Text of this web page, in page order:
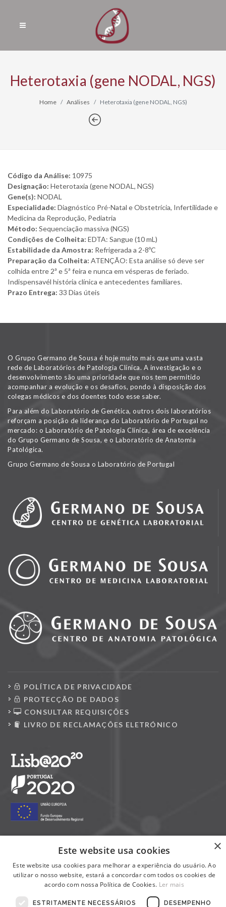
Heterotaxia (gene NODAL, NGS)
Home Análises Heterotaxia (gene NODAL, NGS)
Código da Análise: 10975
Designação: Heterotaxia (gene NODAL, NGS)
Gene(s): NODAL
Especialidade: Diagnóstico Pré-Natal e Obstetrícia, Infertilidade e
Medicina da Reprodução, Pediatria
Método: Sequenciação massiva (NGS)
Condições de Colheita: EDTA: Sangue (10 mL)
Estabilidade da Amostra: Refrigerada a 2-8ºC
Preparação da Colheita: ATENÇÃO: Esta análise só deve ser
colhida entre 2ª e 5ª feira e nunca em vésperas de feriado.
Indispensavél história clínica e antecedentes familiares.
Prazo Entrega: 33 Dias úteis
O Grupo Germano de Sousa é hoje muito mais que uma vasta
rede de Laboratórios de Patologia Clínica. A investigação e o
desenvolvimento são uma prioridade que nos tem permitido
acompanhar a evolução e os desafios, pondo à disposição dos
colegas médicos e dos doentes todo esse saber.
Para além do Laboratório de Genética, outros dois laboratórios
reforçam a posição de liderança do Laboratório de Portugal no
mercado: o Laboratório de Patologia Clínica, área de excelência
do Grupo Germano de Sousa, e o Laboratório de Anatomia
Patológica.
Grupo Germano de Sousa o Laboratório de Portugal
POLÍTICA DE PRIVACIDADE
PROTECÇÃO DE DADOS
CONSULTAR REQUISIÇÕES
LIVRO DE RECLAMAÇÕES ELETRÓNICO
×
Este website usa cookies
Este website usa cookies para melhorar a experiência do usuário. Ao
utilizar o nosso website, estará a concordar com todos os cookies de
acordo com nossa Política de Cookies. Ler mais
ESTRITAMENTE NECESSÁRIOS DESEMPENHO